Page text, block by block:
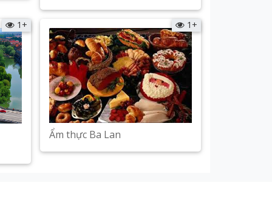
Xem chi tiết
1+ 1+
Ẩm thực Ba Lan
Xem chi tiết